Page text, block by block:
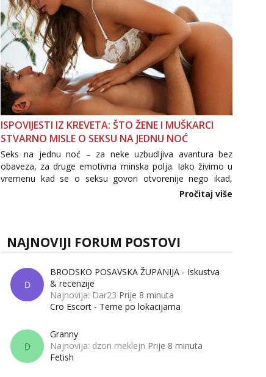
ISPOVIJESTI IZ KREVETA: ŠTO ŽENE I MUŠKARCI
STVARNO MISLE O SEKSU NA JEDNU NOĆ
Seks na jednu noć – za neke uzbudljiva avantura bez
obaveza, za druge emotivna minska polja. Iako živimo u
vremenu kad se o seksu govori otvorenije nego ikad,
tema „jedne noći strasti“ i dalje izaziva burne rasprave. Što
Pročitaj više
NAJNOVIJI FORUM POSTOVI
D
BRODSKO POSAVSKA ŽUPANIJA - Iskustva
& recenzije
Najnovija: Dar23 Prije 8 minuta
Cro Escort - Teme po lokacijama
D
Granny
Najnovija: dzon meklejn Prije 8 minuta
Fetish